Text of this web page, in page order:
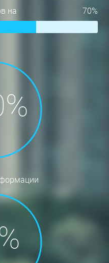
на 70%